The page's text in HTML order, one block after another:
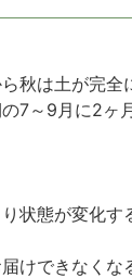
秋は土が完
7～9月に2ヶ
状態が変化
けできなく